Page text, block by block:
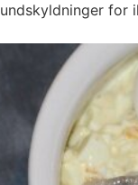
undskyldninger for